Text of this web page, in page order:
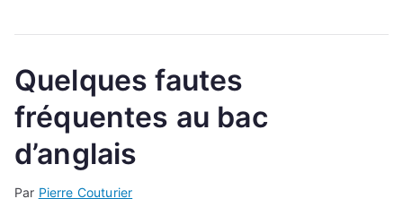
Quelques fautes
fréquentes au bac
d’anglais
Par Pierre Couturier